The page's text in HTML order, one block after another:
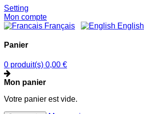
Setting
Mon compte
Français
English
Panier
0 produit(s) 0,00 €
Mon panier
Votre panier est vide.